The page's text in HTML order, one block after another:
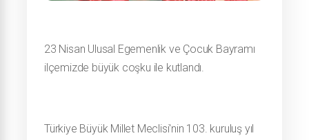
23 Nisan Ulusal Egemenlik ve Çocuk Bayramı
ilçemizde büyük coşku ile kutlandı.
Türkiye Büyük Millet Meclisi'nin 103. kuruluş yıl